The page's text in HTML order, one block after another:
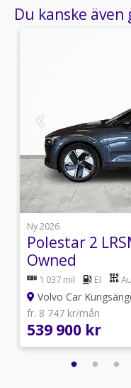
Du kanske även
Ny 2026
Polestar 2
Owned
1 037 mil El
Volvo Car
fr. 8 747 kr/mån
539 900 kr